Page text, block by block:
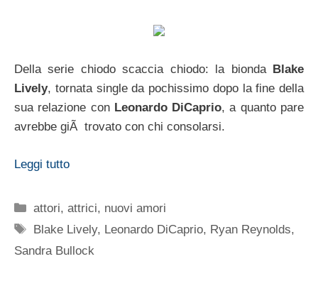
Della serie chiodo scaccia chiodo: la bionda Blake
Lively, tornata single da pochissimo dopo la fine della
sua relazione con Leonardo DiCaprio, a quanto pare
avrebbe giÃ trovato con chi consolarsi.
Leggi tutto
Categorie
attori,attrici, nuovi amori
Tag
Blake Lively, Leonardo DiCaprio, Ryan Reynolds,
Sandra Bullock